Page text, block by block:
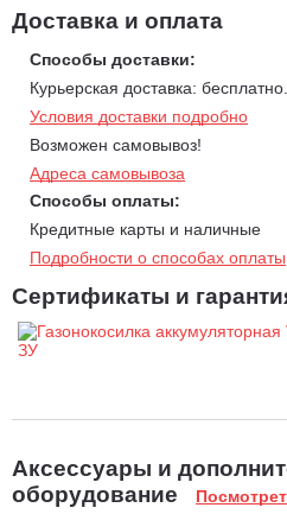
надежность.
Прочный корпус:изготовлен
длительного срока службы.
Доставка и оплата
Способы доставки:
Курьерская доставка: бесплатно.
Условия доставки подробно
Возможен самовывоз!
Адреса самовывоза
Способы оплаты:
Кредитные карты и наличные
Подробности о способах оплаты
Сертификаты и
Аксессуары и
оборудование